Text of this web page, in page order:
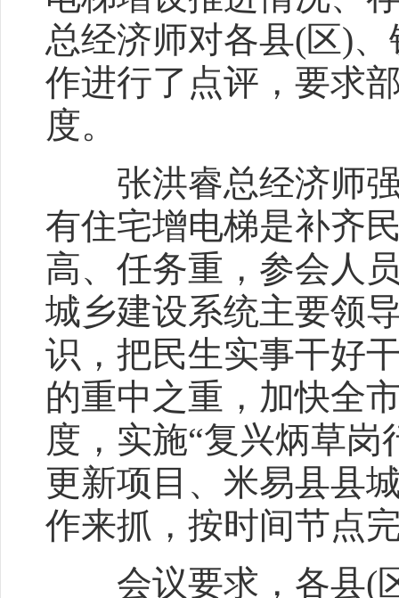
总经济师对各县(区)
作进行了点评，要求
度。
张洪睿总经济师强
有住宅增电梯是补齐
高、任务重，参会人
城乡建设系统主要领
识，把民生实事干好
的重中之重，加快全
度，实施“复兴炳草
更新项目、米易县县
作来抓，按时间节点
会议要求，各县(区